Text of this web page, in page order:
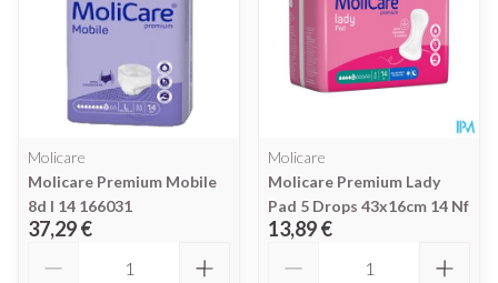
Molicare
Molicare Premium Mobile
8d l 14 166031
37,29 €
Molicare
Molicare Premium Lady
Pad 5 Drops 43x16cm 14 Nf
13,89 €